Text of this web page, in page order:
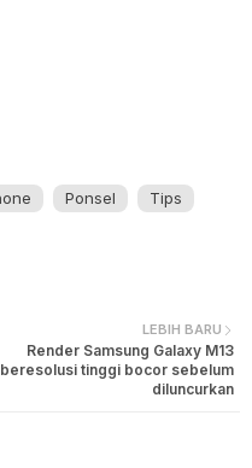
Ponsel Tips
LEBIH BARU
Render Samsung Galaxy M13
beresolusi tinggi bocor sebelum
diluncurkan